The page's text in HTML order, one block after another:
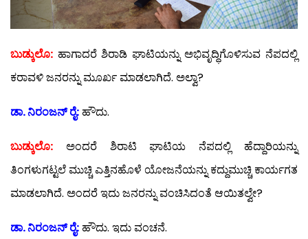
ಬುಡ್ಕುಲೊ: ಹಾಗಾದರೆ ಶಿರಾಡಿ ಘಾಟಿಯನ್ನು ಅಭಿವೃದ್ಧಿಗೊಳಿಸುವ ನೆಪದಲ್ಲಿ
ಕರಾವಳಿ ಜನರನ್ನು ಮೂರ್ಖ ಮಾಡಲಾಗಿದೆ. ಅಲ್ವಾ?
ಡಾ. ನಿರಂಜನ್ ರೈ: ಹೌದು.
ಬುಡ್ಕುಲೊ:
ಅಂದರೆ ಶಿರಾಟಿ ಘಾಟಿಯ ನೆಪದಲ್ಲಿ ಹೆದ್ದಾರಿಯನ್ನು
ತಿಂಗಳುಗಟ್ಟಲೆ ಮುಚ್ಚಿ ಎತ್ತಿನಹೊಳೆ ಯೋಜನೆಯನ್ನು ಕದ್ದುಮುಚ್ಚಿ ಕಾರ್ಯಗತ
ಮಾಡಲಾಗಿದೆ. ಅಂದರೆ ಇದು ಜನರನ್ನು ವಂಚಿಸಿದಂತೆ ಆಯಿತಲ್ವೇ?
ಡಾ. ನಿರಂಜನ್ ರೈ: ಹೌದು. ಇದು ವಂಚನೆ.